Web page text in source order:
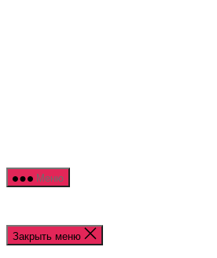
Меню
Закрыть меню